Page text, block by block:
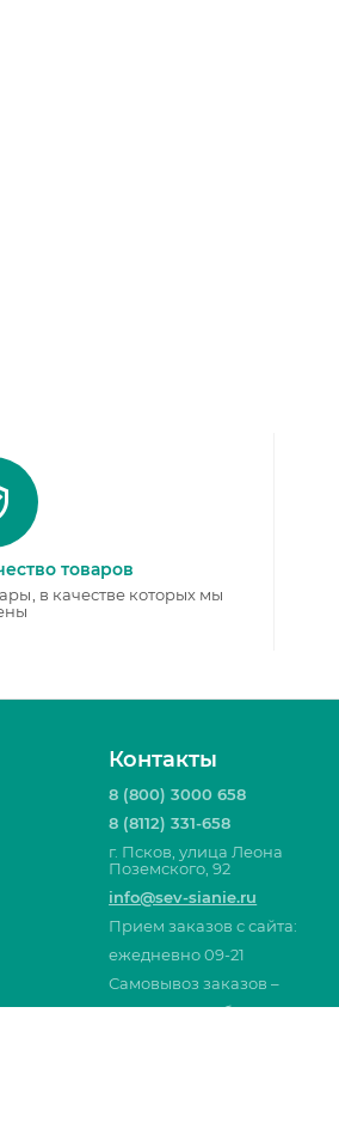
товаров
в качестве которых мы
Контакты
8 (800) 3000 658
8 (8112) 331-658
г. Псков, улица Леона
Поземского, 92
info@sev-sianie.ru
Прием заказов с сайта:
ежедневно 09-21
Самовывоз заказов –
Пн-Пт 09-19, Сб 09-17, Вс 09-